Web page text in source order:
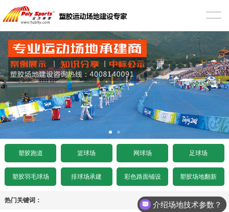
塑胶跑道 篮球场 网球场 足球场
塑胶羽毛球场 排球场承建 彩色路面铺设 塑胶场地翻新
热门关键词：
首页
塑胶跑道
混合型塑胶跑道
透气型塑胶跑道
预制型塑胶跑道
施工案例
沥青基础要求
篮球场
硅PU篮球场
EPDM篮球场
室内木地板篮球场
水泥基础要求
网球场
丙烯酸网球场
硅PU网球场
人造草坪网球场
施工案例
人造草足球场
悬浮拼装足球场
工程项目
塑胶球场施工
中标公示
介绍场地技术参数？